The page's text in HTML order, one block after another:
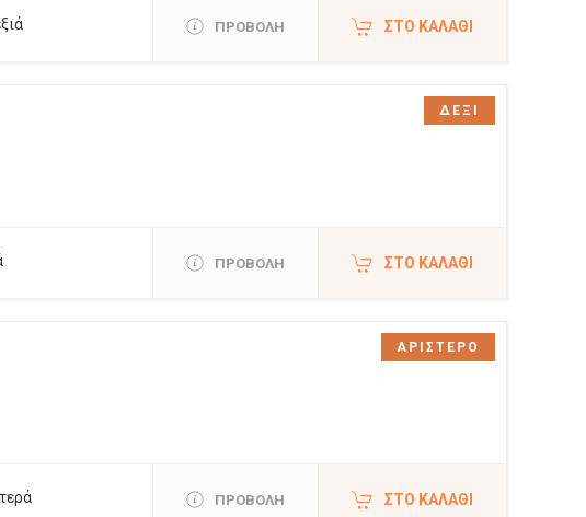
ΠΡΟΒΟΛΗ ΣΤΟ ΚΑΛΆΘΙ
ΠΡΟΒΟΛΗ ΣΤΟ ΚΑΛΆΘΙ
ΔΕΞΙ
ΠΡΟΒΟΛΗ ΣΤΟ ΚΑΛΆΘΙ
ΑΡΙΣΤΕΡΟ